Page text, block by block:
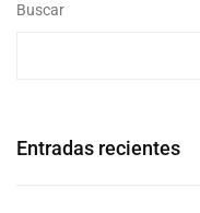
Buscar
Entradas recientes